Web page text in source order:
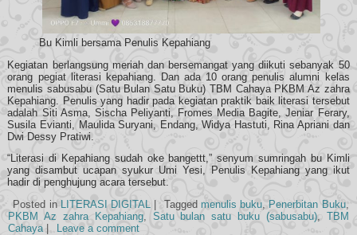
Bu Kimli bersama Penulis Kepahiang
Kegiatan berlangsung meriah dan bersemangat yang diikuti sebanyak 50
orang pegiat literasi kepahiang. Dan ada 10 orang penulis alumni kelas
menulis sabusabu (Satu Bulan Satu Buku) TBM Cahaya PKBM Az zahra
Kepahiang. Penulis yang hadir pada kegiatan praktik baik literasi tersebut
adalah Siti Asma, Sischa Peliyanti, Fromes Media Bagite, Jeniar Ferary,
Susila Evianti, Maulida Suryani, Endang, Widya Hastuti, Rina Apriani dan
Dwi Dessy Pratiwi.
“Literasi di Kepahiang sudah oke bangettt,” senyum sumringah bu Kimli
yang disambut ucapan syukur Umi Yesi, Penulis Kepahiang yang ikut
hadir di penghujung acara tersebut.
Posted in
LITERASI DIGITAL Tagged menulis buku Penerbitan Buku,
PKBM Az zahra Kepahiang, Satu bulan satu buku (sabusabu), TBM
Cahaya
Leave a comment